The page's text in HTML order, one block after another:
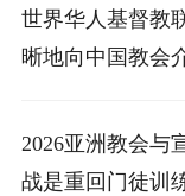
世界华人基督教
晰地向中国教会
2026亚洲教会与
战是重回门徒训